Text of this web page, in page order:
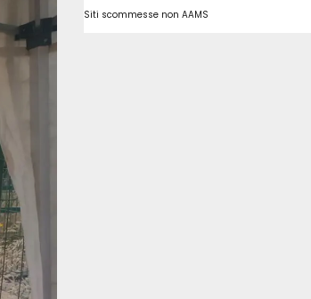
Siti scommesse non AAMS